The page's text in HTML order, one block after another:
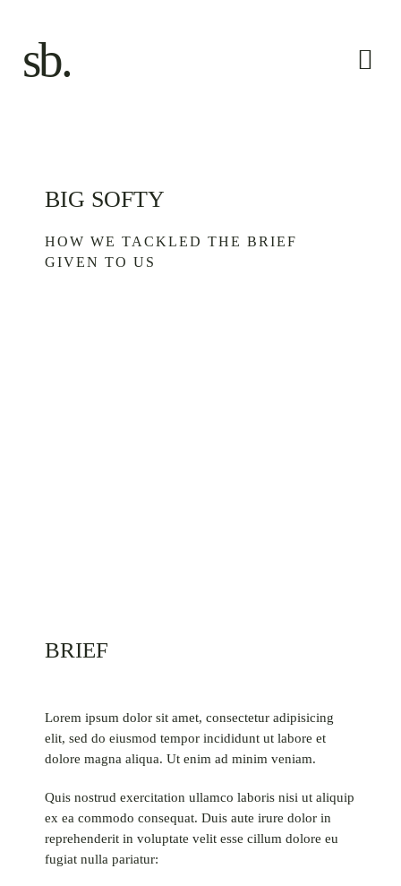
contentsb.
BIG SOFTY
HOW WE TACKLED THE BRIEF
GIVEN TO US
BRIEF
Lorem ipsum dolor sit amet, consectetur adipisicing
elit, sed do eiusmod tempor incididunt ut labore et
dolore magna aliqua. Ut enim ad minim veniam.
Quis nostrud exercitation ullamco laboris nisi ut aliquip
ex ea commodo consequat. Duis aute irure dolor in
reprehenderit in voluptate velit esse cillum dolore eu
fugiat nulla pariatur: